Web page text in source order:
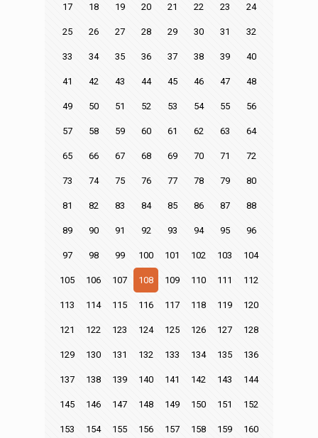
17 18 19 20 21 22 23 24
25 26 27 28 29 30 31 32
33 34 35 36 37 38 39 40
41 42 43 44 45 46 47 48
49 50 51 52 53 54 55 56
57 58 59 60 61 62 63 64
65 66 67 68 69 70 71 72
73 74 75 76 77 78 79 80
81 82 83 84 85 86 87 88
89 90 91 92 93 94 95 96
97 98 99 100 101 102 103 104
105 106 107 108 109 110 111 112
113 114 115 116 117 118 119 120
121 122 123 124 125 126 127 128
129 130 131 132 133 134 135 136
137 138 139 140 141 142 143 144
145 146 147 148 149 150 151 152
153 154 155 156 157 158 159 160